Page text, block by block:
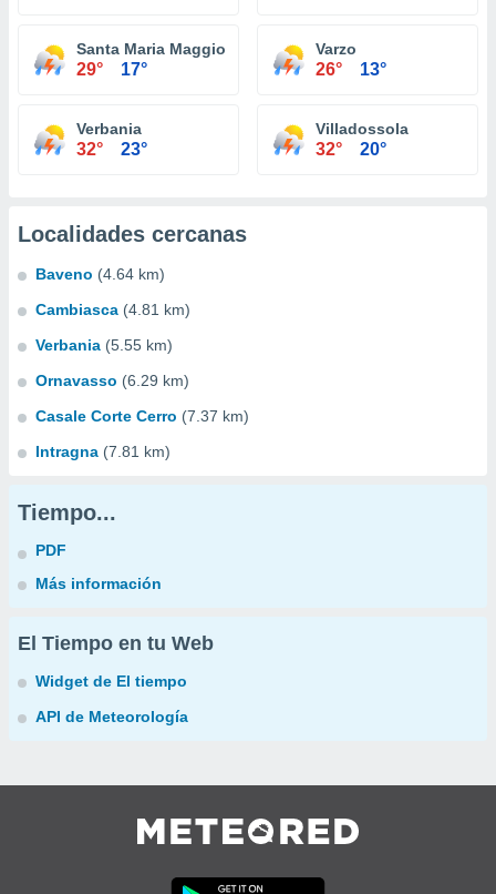
Santa Maria Maggiore
29° 17°
Varzo
26° 13°
Verbania
32° 23°
Villadossola
32° 20°
Localidades cercanas
Baveno (4.64 km)
Cambiasca (4.81 km)
Verbania (5.55 km)
Ornavasso (6.29 km)
Casale Corte Cerro (7.37 km)
Intragna (7.81 km)
Tiempo...
PDF
Más información
El Tiempo en tu Web
Widget de El tiempo
API de Meteorología